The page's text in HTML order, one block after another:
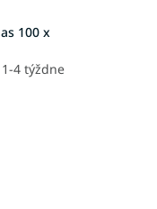
100 x
1-4 týždne